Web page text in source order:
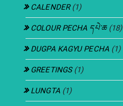
CALENDER(1)
COLOUR PECHA དཔེ་ཆ(18)
DUGPA KAGYU PECHA(1)
GREETINGS(1)
LUNGTA(1)